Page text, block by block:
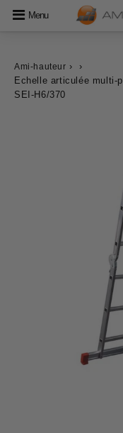
Menu
Ami-hauteur ›
›
Echelle articulée multi-
SEI-H6/370